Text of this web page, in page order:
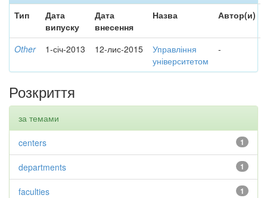
Тип
Дата
випуску
Дата
внесення
Назва Автор(и)
Other 1-січ-2013 12-лис-2015
Управління
університетом
-
Розкриття
за темами
1
centers
1
departments
1
faculties